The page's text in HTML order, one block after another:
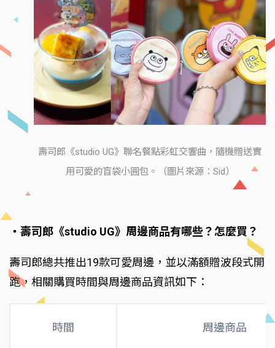
壽司郎《studio UG》聯名餐點彩虹交響曲，隨機贈送實
用可愛的盲袋小圓包。（圖片來源：Sid）
‧壽司郎《studio UG》周邊商品有哪些？怎麼買？
壽司郎總共推出19款可愛周邊，並以滿額贈波段式開
跑，相關購買時間與周邊商品資訊如下：
時間 周邊商品